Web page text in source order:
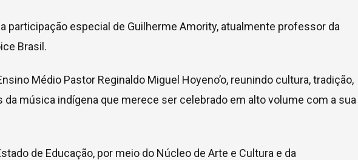
especial de Guilherme Amority, atualmente professor da
Brasil.
Médio Pastor Reginaldo Miguel Hoyeno’o, reunindo cultura, tradição,
música indígena que merece ser celebrado em alto volume com a sua
de Educação, por meio do Núcleo de Arte e Cultura e da